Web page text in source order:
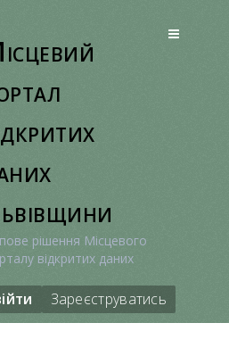
рішення Місцевого
відкритих даних
Зареєструватись